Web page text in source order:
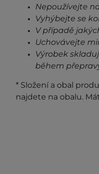
Nepoužívejte
Vyhýbejte se
V případě
Uchovávejte
Výrobek
během
* Složení a obal
najdete na obalu.